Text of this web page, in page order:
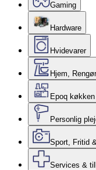
Gaming
Hardware
Hvidevarer
Hjem,
Epoq
Personlig
Sport, Fritid
Services &